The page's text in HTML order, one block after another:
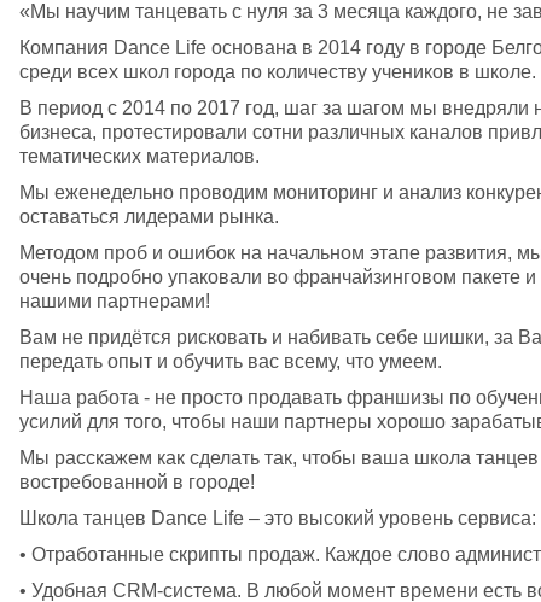
«Мы научим танцевать с нуля за 3 месяца каждого, не
Компания Dance Life основана в 2014 году в городе
среди всех школ города по количеству учеников в школе.
В период с 2014 по 2017 год, шаг за шагом мы внедряли
бизнеса, протестировали сотни различных каналов
тематических материалов.
Мы еженедельно проводим мониторинг и анализ
оставаться лидерами рынка.
Методом проб и ошибок на начальном этапе развития,
очень подробно упаковали во франчайзинговом пакете
нашими партнерами!
Вам не придётся рисковать и набивать себе шишки, за
передать опыт и обучить вас всему, что умеем.
Наша работа - не просто продавать франшизы по
усилий для того, чтобы наши партнеры хорошо
Мы расскажем как сделать так, чтобы ваша школа
востребованной в городе!
Школа танцев Dance Life – это высокий уровень сервиса:
• Отработанные скрипты продаж. Каждое слово
• Удобная CRM-система. В любой момент времени есть